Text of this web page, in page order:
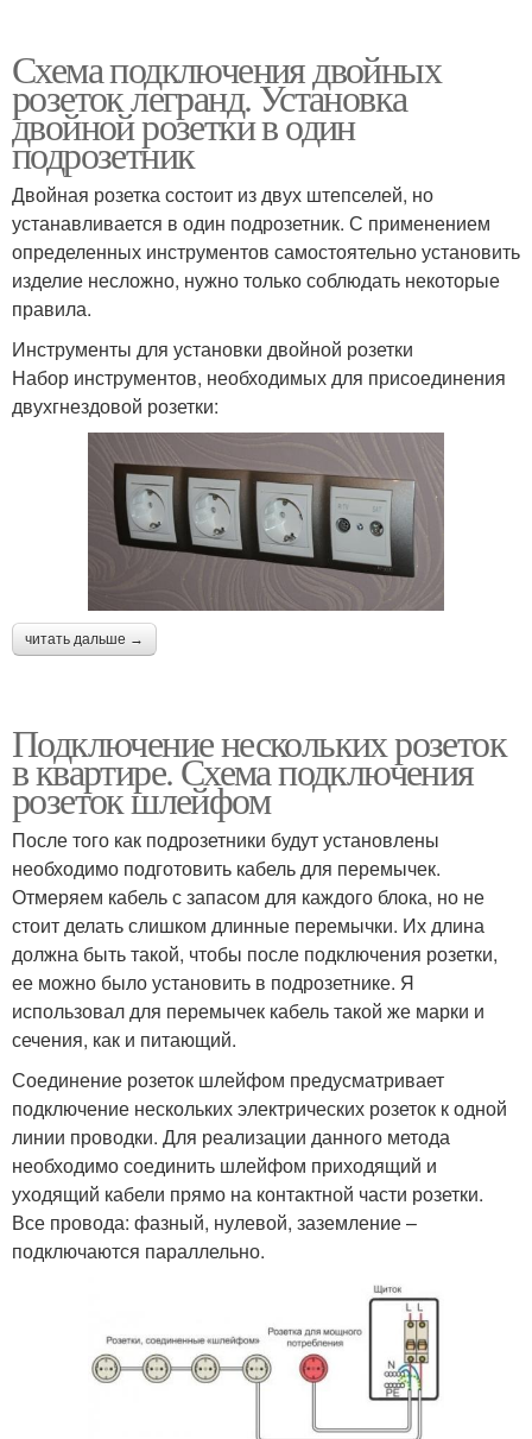
Схема подключения двойных
розеток легранд. Установка
двойной розетки в один
подрозетник
Двойная розетка состоит из двух штепселей, но
устанавливается в один подрозетник. С применением
определенных инструментов самостоятельно установить
изделие несложно, нужно только соблюдать некоторые
правила.
Инструменты для установки двойной розетки
Набор инструментов, необходимых для присоединения
двухгнездовой розетки:
читать дальше →
Подключение нескольких розеток
в квартире. Схема подключения
розеток шлейфом
После того как подрозетники будут установлены
необходимо подготовить кабель для перемычек.
Отмеряем кабель с запасом для каждого блока, но не
стоит делать слишком длинные перемычки. Их длина
должна быть такой, чтобы после подключения розетки,
ее можно было установить в подрозетнике. Я
использовал для перемычек кабель такой же марки и
сечения, как и питающий.
Соединение розеток шлейфом предусматривает
подключение нескольких электрических розеток к одной
линии проводки. Для реализации данного метода
необходимо соединить шлейфом приходящий и
уходящий кабели прямо на контактной части розетки.
Все провода: фазный, нулевой, заземление –
подключаются параллельно.